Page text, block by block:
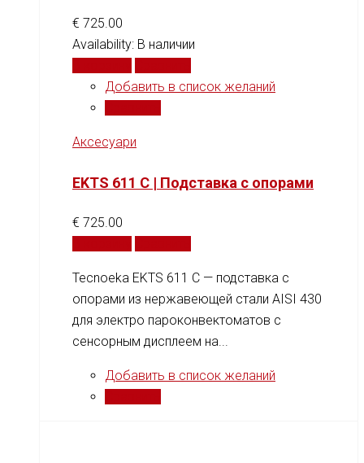
€ 725.00
Availability: В наличии
Добавить в список желаний
Аксесуари
EKTS 611 C | Подставка с опорами
€ 725.00
Tecnoeka EKTS 611 C — подставка с
опорами из нержавеющей стали AISI 430
для электро пароконвектоматов с
сенсорным дисплеем на...
Добавить в список желаний